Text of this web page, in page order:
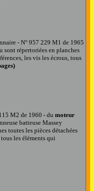
- N° 957 229 M1 de 1965
sont répertoriées en planches
les vis les écrous, tous
)
M2 de 1960 - du moteur
batteuse Massey
toutes les pièces détachées
les éléments qui